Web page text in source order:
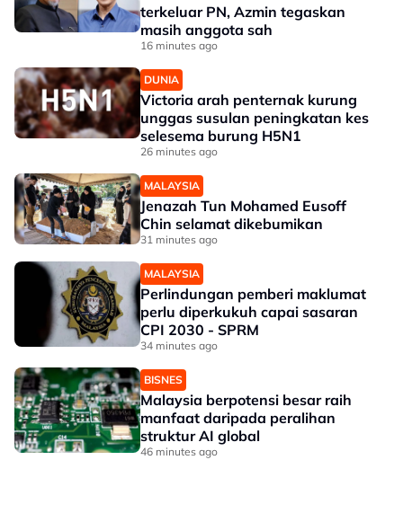
terkeluar PN, Azmin tegaskan
masih anggota sah
16 minutes ago
DUNIA
Victoria arah penternak kurung
unggas susulan peningkatan kes
selesema burung H5N1
26 minutes ago
MALAYSIA
Jenazah Tun Mohamed Eusoff
Chin selamat dikebumikan
31 minutes ago
MALAYSIA
Perlindungan pemberi maklumat
perlu diperkukuh capai sasaran
CPI 2030 - SPRM
34 minutes ago
BISNES
Malaysia berpotensi besar raih
manfaat daripada peralihan
struktur AI global
46 minutes ago